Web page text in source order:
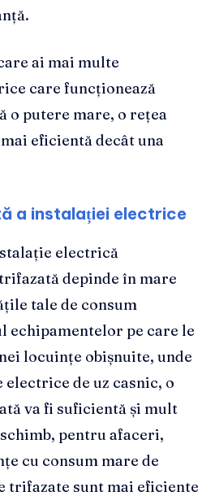
ai mai multe
care funcționează
o putere mare, o rețea
eficientă decât una
a instalației electrice
electrică
depinde în mare
tale de consum
echipamentelor pe care le
locuințe obișnuite, unde
electrice de uz casnic, o
va fi suficientă și mult
pentru afaceri,
cu consum mare de
trifazate sunt mai eficiente